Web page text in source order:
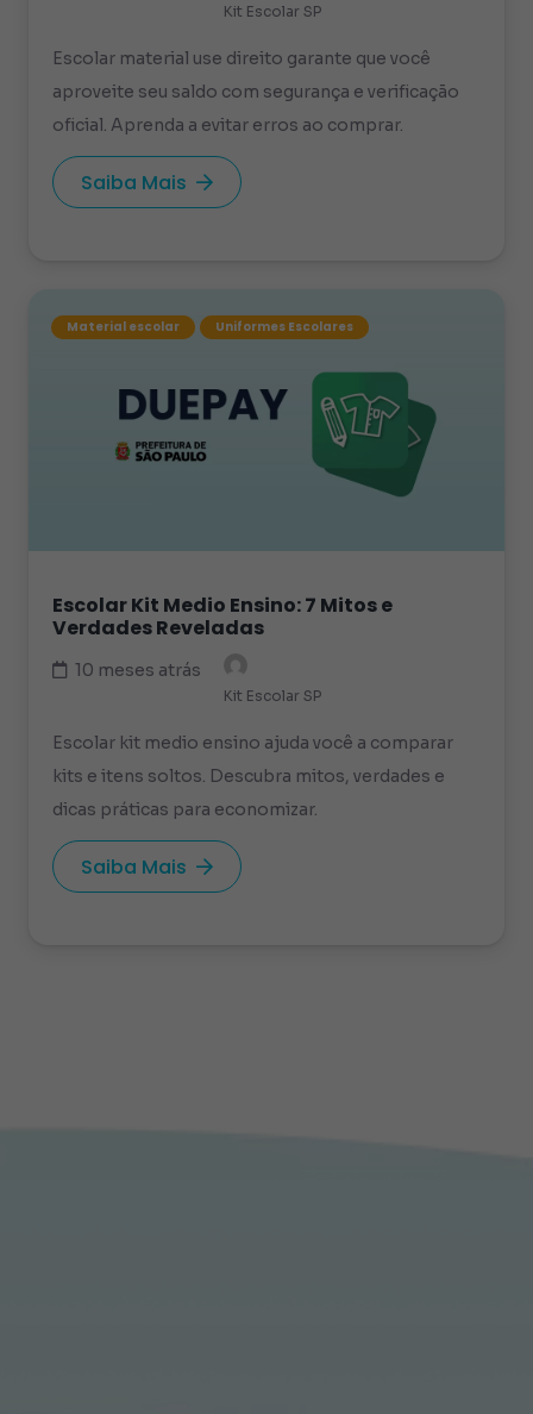
Kit Escolar SP
Escolar material use direito garante que você
aproveite seu saldo com segurança e verificação
oficial. Aprenda a evitar erros ao comprar.
Saiba Mais
Material escolar Uniformes Escolares
Escolar Kit Medio Ensino: 7 Mitos e
Verdades Reveladas
10 meses atrás
Kit Escolar SP
Escolar kit medio ensino ajuda você a comparar
kits e itens soltos. Descubra mitos, verdades e
dicas práticas para economizar.
Saiba Mais